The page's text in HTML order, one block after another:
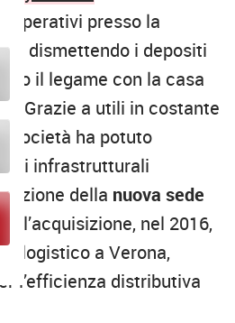
operativi presso la
, dismettendo i depositi
il legame con la casa
Grazie a utili in costante
società ha potuto
infrastrutturali
della nuova sede
all’acquisizione, nel 2016,
logistico a Verona,
l’efficienza distributiva